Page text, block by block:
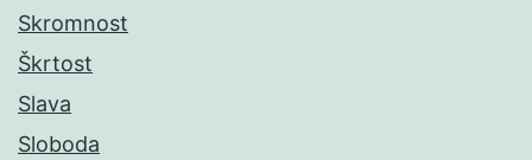
Skromnost
Škrtost
Slava
Sloboda